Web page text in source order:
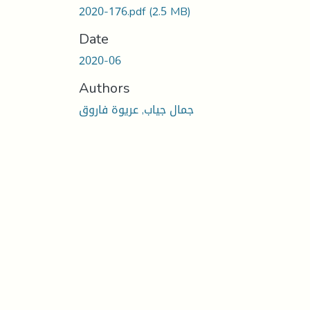
2020-176.pdf(2.5 MB)
Date
2020-06
Authors
جمال جياب, عريوة فاروق